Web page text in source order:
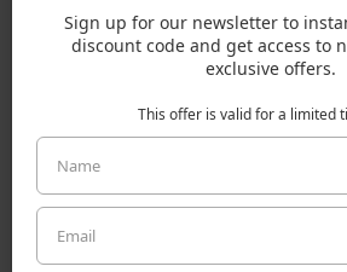
Ovale Cuore
Sign up for our newsletter to
discount code and get access to
exclusive offers.
This offer is valid for a limited